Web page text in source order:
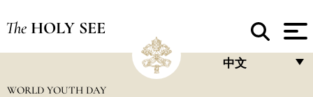
The HOLY SEE
中文
WORLD YOUTH DAY